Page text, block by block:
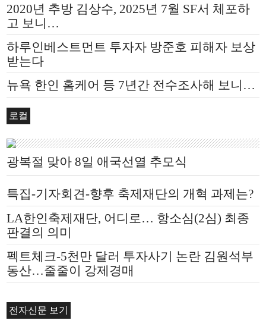
2020년 추방 김상수, 2025년 7월 SF서 체포하
고 보니…
하루인베스트먼트 투자자 방준호 피해자 보상
받는다
뉴욕 한인 홈케어 등 7년간 전수조사해 보니…
로컬
광복절 맞아 8일 애국선열 추모식
특집-기자회견-향후 축제재단의 개혁 과제는?
LA한인축제재단, 어디로… 항소심(2심) 최종
판결의 의미
펙트체크-5천만 달러 투자사기 논란 김원석부
동산…줄줄이 강제경매
전자신문 보기